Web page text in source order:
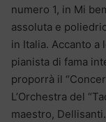
numero 1, in Mi
assoluta e
in Italia. Accanto a
pianista di fama
proporrà il
L’Orchestra del
maestro,